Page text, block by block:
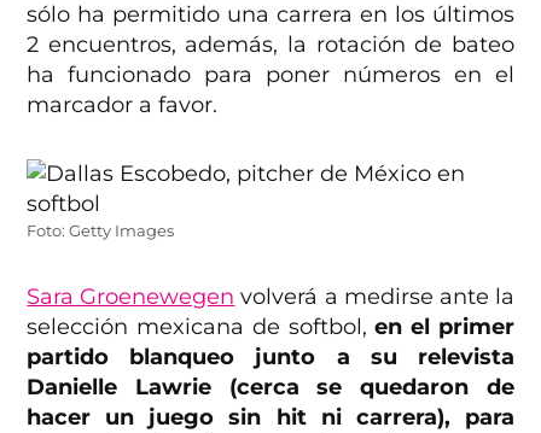
sólo ha permitido una carrera en los últimos
2 encuentros, además, la rotación de bateo
ha funcionado para poner números en el
marcador a favor.
Foto: Getty Images
Sara Groenewegen volverá a medirse ante la
selección mexicana de softbol,en el primer
partido blanqueo junto a su relevista
Danielle Lawrie (cerca se quedaron de
hacer un juego sin hit ni carrera), para